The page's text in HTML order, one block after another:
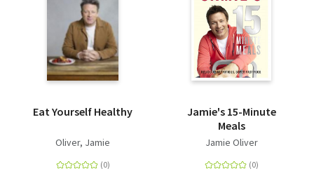
Eat Yourself Healthy
Oliver, Jamie
Jamie's 15-Minute
Meals
Jamie Oliver